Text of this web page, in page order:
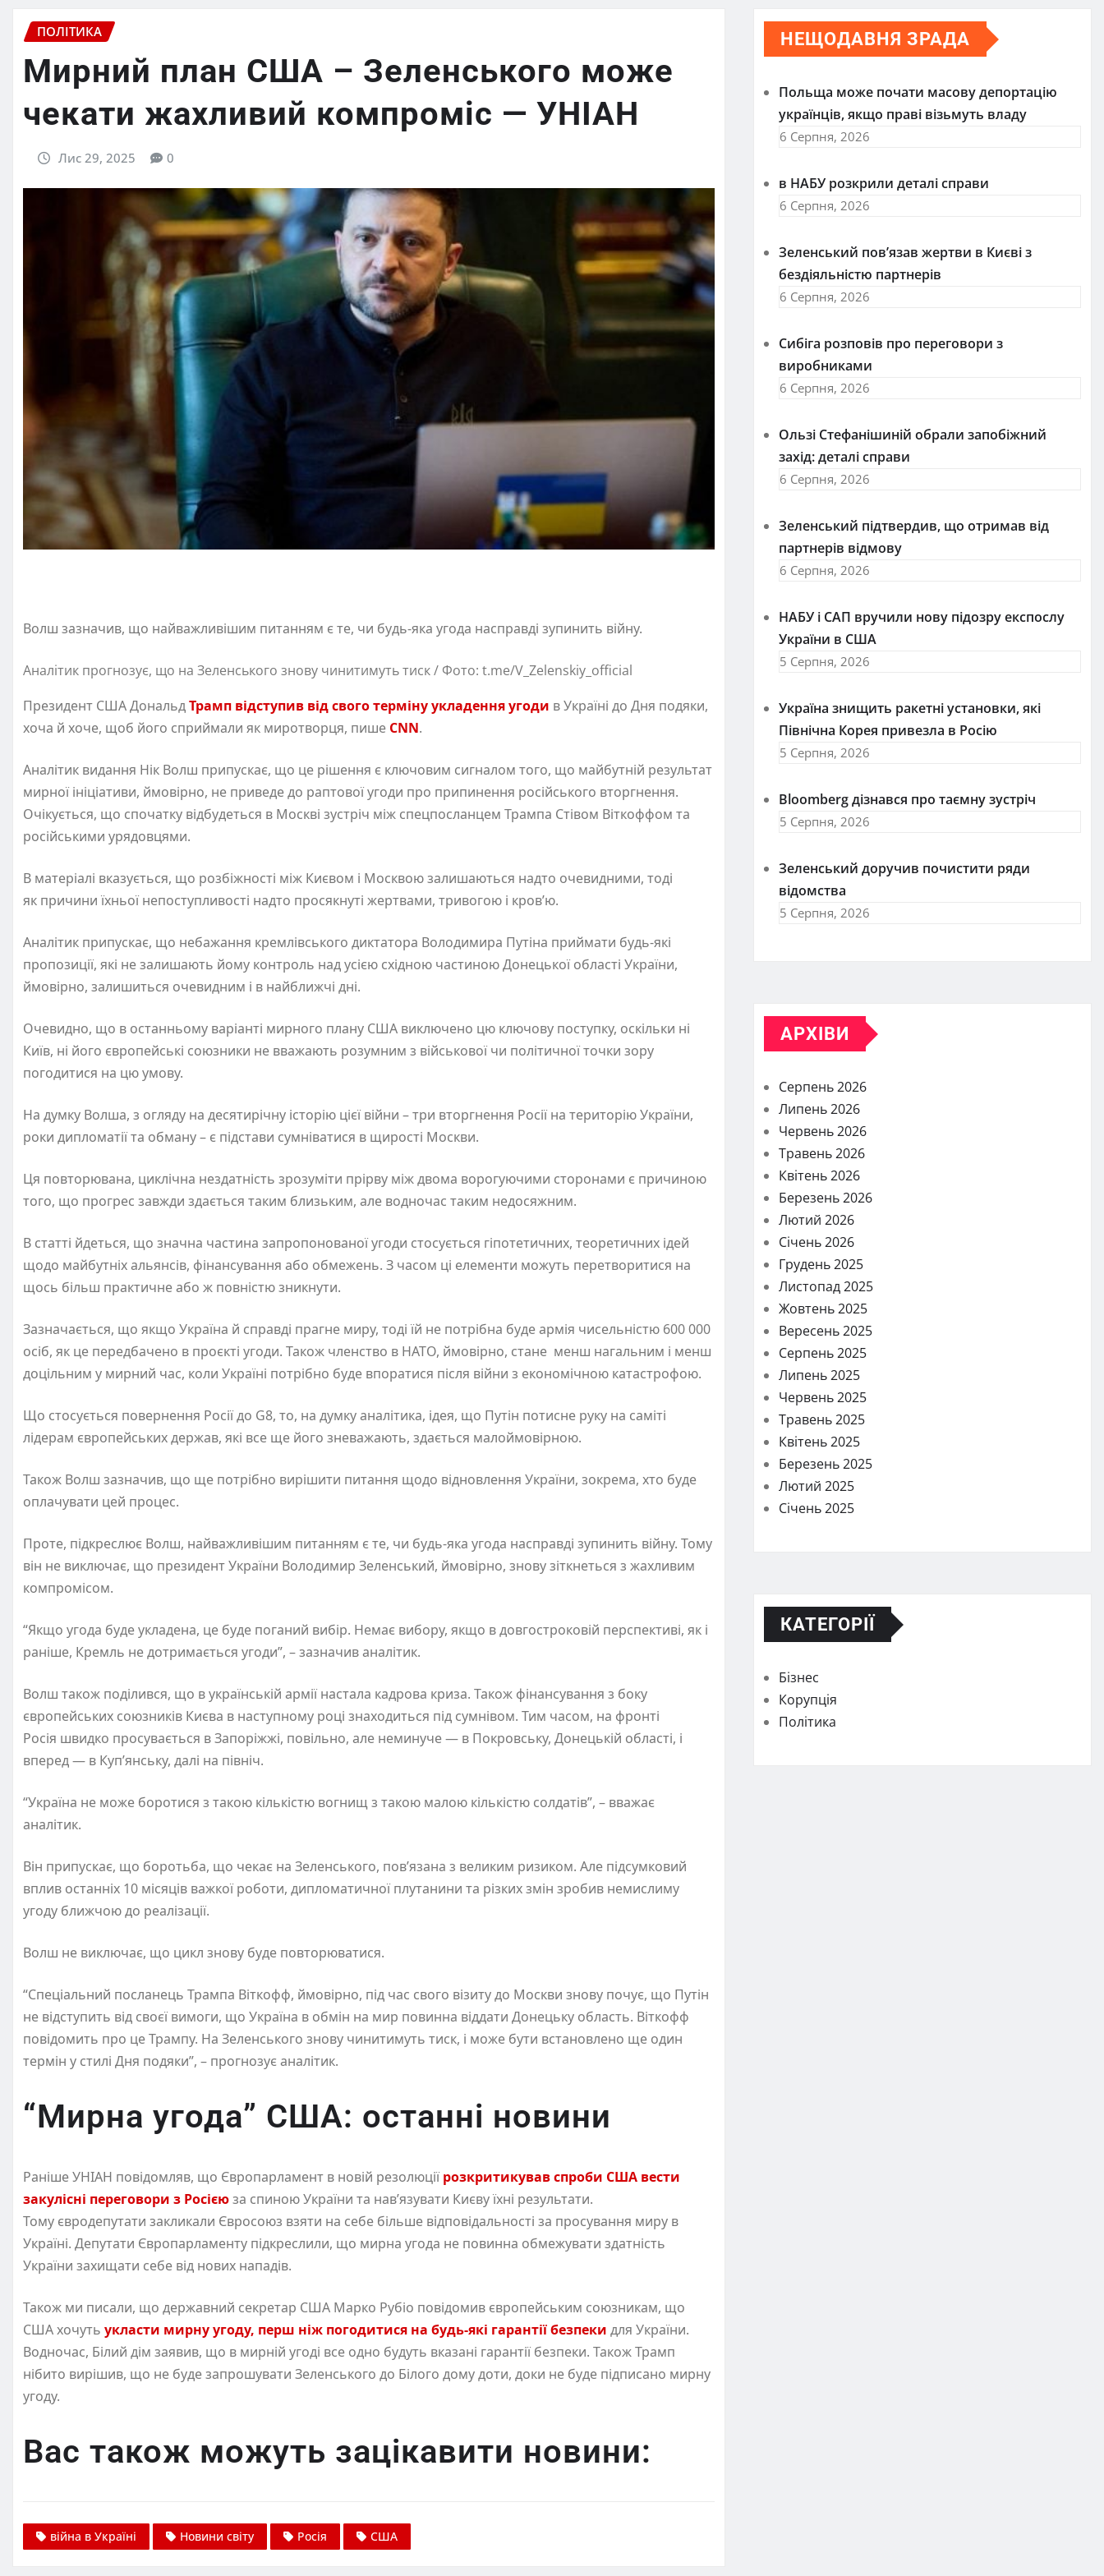
ПОЛІТИКА
Мирний план США – Зеленського може
чекати жахливий компроміс — УНІАН
Лис 29, 2025 0
Волш зазначив, що найважливішим питанням є те, чи будь-яка угода насправді зупинить війну.
Аналітик прогнозує, що на Зеленського знову чинитимуть тиск / Фото: t.me/V_Zelenskiy_official
Президент США ДональдТрамп відступив від свого терміну укладення угоди в Україні до Дня подяки,
хоча й хоче, щоб його сприймали як миротворця, пише CNN.
Аналітик видання Нік Волш припускає, що це рішення є ключовим сигналом того, що майбутній результат
мирної ініціативи, ймовірно, не приведе до раптової угоди про припинення російського вторгнення.
Очікується, що спочатку відбудеться в Москві зустріч між спецпосланцем Трампа Стівом Віткоффом та
російськими урядовцями.
В матеріалі вказується, що розбіжності між Києвом і Москвою залишаються надто очевидними, тоді
як причини їхньої непоступливості надто просякнуті жертвами, тривогою і кров’ю.
Аналітик припускає, що небажання кремлівського диктатора Володимира Путіна приймати будь-які
пропозиції, які не залишають йому контроль над усією східною частиною Донецької області України,
ймовірно, залишиться очевидним і в найближчі дні.
Очевидно, що в останньому варіанті мирного плану США виключено цю ключову поступку, оскільки ні
Київ, ні його європейські союзники не вважають розумним з військової чи політичної точки зору
погодитися на цю умову.
На думку Волша, з огляду на десятирічну історію цієї війни – три вторгнення Росії на територію України,
роки дипломатії та обману – є підстави сумніватися в щирості Москви.
Ця повторювана, циклічна нездатність зрозуміти прірву між двома ворогуючими сторонами є причиною
того, що прогрес завжди здається таким близьким, але водночас таким недосяжним.
В статті йдеться, що значна частина запропонованої угоди стосується гіпотетичних, теоретичних ідей
щодо майбутніх альянсів, фінансування або обмежень. З часом ці елементи можуть перетворитися на
щось більш практичне або ж повністю зникнути.
Зазначається, що якщо Україна й справді прагне миру, тоді їй не потрібна буде армія чисельністю 600 000
осіб, як це передбачено в проєкті угоди. Також членство в НАТО, ймовірно, стане менш нагальним і менш
доцільним у мирний час, коли Україні потрібно буде впоратися після війни з економічною катастрофою.
Що стосується повернення Росії до G8, то, на думку аналітика, ідея, що Путін потисне руку на саміті
лідерам європейських держав, які все ще його зневажають, здається малоймовірною.
Також Волш зазначив, що ще потрібно вирішити питання щодо відновлення України, зокрема, хто буде
оплачувати цей процес.
Проте, підкреслює Волш, найважливішим питанням є те, чи будь-яка угода насправді зупинить війну. Тому
він не виключає, що президент України Володимир Зеленський, ймовірно, знову зіткнеться з жахливим
компромісом.
“Якщо угода буде укладена, це буде поганий вибір. Немає вибору, якщо в довгостроковій перспективі, як і
раніше, Кремль не дотримається угоди”, – зазначив аналітик.
Волш також поділився, що в українській армії настала кадрова криза. Також фінансування з боку
європейських союзників Києва в наступному році знаходиться під сумнівом. Тим часом, на фронті
Росія швидко просувається в Запоріжжі, повільно, але неминуче — в Покровську, Донецькій області, і
вперед — в Куп’янську, далі на північ.
“Україна не може боротися з такою кількістю вогнищ з такою малою кількістю солдатів”, – вважає
аналітик.
Він припускає, що боротьба, що чекає на Зеленського, пов’язана з великим ризиком. Але підсумковий
вплив останніх 10 місяців важкої роботи, дипломатичної плутанини та різких змін зробив немислиму
угоду ближчою до реалізації.
Волш не виключає, що цикл знову буде повторюватися.
“Спеціальний посланець Трампа Віткофф, ймовірно, під час свого візиту до Москви знову почує, що Путін
не відступить від своєї вимоги, що Україна в обмін на мир повинна віддати Донецьку область. Віткофф
повідомить про це Трампу. На Зеленського знову чинитимуть тиск, і може бути встановлено ще один
термін у стилі Дня подяки”, – прогнозує аналітик.
“Мирна угода” США: останні новини
Раніше УНІАН повідомляв, що Європарламент в новій резолюції розкритикував спроби США вести
закулісні переговори з Росієюза спиною України та нав’язувати Києву їхні результати.
Тому євродепутати закликали Євросоюз взяти на себе більше відповідальності за просування миру в
Україні. Депутати Європарламенту підкреслили, що мирна угода не повинна обмежувати здатність
України захищати себе від нових нападів.
Також ми писали, що державний секретар США Марко Рубіо повідомив європейським союзникам, що
США хочуть укласти мирну угоду, перш ніж погодитися на будь-які гарантії безпеки для України.
Водночас, Білий дім заявив, що в мирній угоді все одно будуть вказані гарантії безпеки. Також Трамп
нібито вирішив, що не буде запрошувати Зеленського до Білого дому доти, доки не буде підписано мирну
угоду.
Вас також можуть зацікавити новини:
війна в Україні Новини світу Росія США
НЕЩОДАВНЯ ЗРАДА
Польща може почати масову депортацію
українців, якщо праві візьмуть владу
6 Серпня, 2026
в НАБУ розкрили деталі справи
6 Серпня, 2026
Зеленський пов’язав жертви в Києві з
бездіяльністю партнерів
6 Серпня, 2026
Сибіга розповів про переговори з
виробниками
6 Серпня, 2026
Ользі Стефанішиній обрали запобіжний
захід: деталі справи
6 Серпня, 2026
Зеленський підтвердив, що отримав від
партнерів відмову
6 Серпня, 2026
НАБУ і САП вручили нову підозру експослу
України в США
5 Серпня, 2026
Україна знищить ракетні установки, які
Північна Корея привезла в Росію
5 Серпня, 2026
Bloomberg дізнався про таємну зустріч
5 Серпня, 2026
Зеленський доручив почистити ряди
відомства
5 Серпня, 2026
АРХІВИ
Серпень 2026
Липень 2026
Червень 2026
Травень 2026
Квітень 2026
Березень 2026
Лютий 2026
Січень 2026
Грудень 2025
Листопад 2025
Жовтень 2025
Вересень 2025
Серпень 2025
Липень 2025
Червень 2025
Травень 2025
Квітень 2025
Березень 2025
Лютий 2025
Січень 2025
КАТЕГОРІЇ
Бізнес
Корупція
Політика